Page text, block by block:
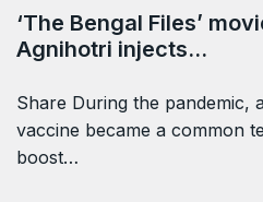
‘The Bengal Files’
Agnihotri injects…
Share During the pandemic,
vaccine became a common
boost…